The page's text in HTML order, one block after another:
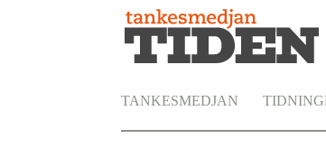
TANKESMEDJAN